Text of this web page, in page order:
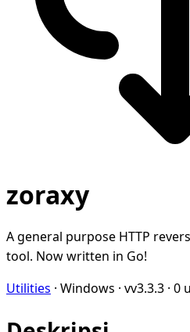
zoraxy
A general purpose HTTP
tool. Now written in Go!
Utilities · Windows · vv3.3.3 · 0